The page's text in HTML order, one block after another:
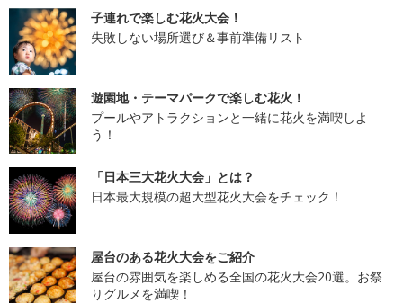
子連れで楽しむ花火大会！
失敗しない場所選び＆事前準備リスト
遊園地・テーマパークで楽しむ花火！
プールやアトラクションと一緒に花火を満喫しよ
う！
「日本三大花火大会」とは？
日本最大規模の超大型花火大会をチェック！
屋台のある花火大会をご紹介
屋台の雰囲気を楽しめる全国の花火大会20選。お祭
りグルメを満喫！